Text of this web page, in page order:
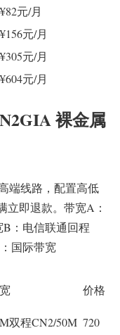
¥82元/月
¥156元/月
¥305元/月
¥604元/月
裸金属
端线路，配置高低
立即退款。带宽A：
：电信联通回程
国际带宽
价格
双程CN2/50M 720